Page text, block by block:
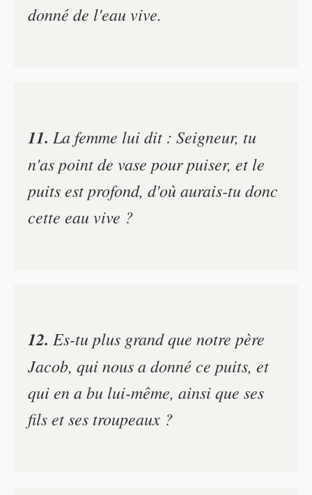
donné de l'eau vive.
11. La femme lui dit : Seigneur, tu
n'as point de vase pour puiser, et le
puits est profond, d'où aurais-tu donc
cette eau vive ?
12. Es-tu plus grand que notre père
Jacob, qui nous a donné ce puits, et
qui en a bu lui-même, ainsi que ses
fils et ses troupeaux ?